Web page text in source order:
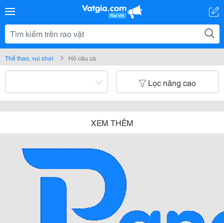
Thể thao, vui chơi Hồ câu cá
Lọc nâng cao
XEM THÊM